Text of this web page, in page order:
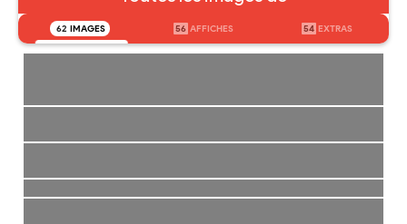
62 IMAGES 56 AFFICHES 54 EXTRAS